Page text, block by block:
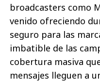
broadcasters como
venido ofreciendo
seguro para las
imbatible de las
cobertura masiva
mensajes lleguen a